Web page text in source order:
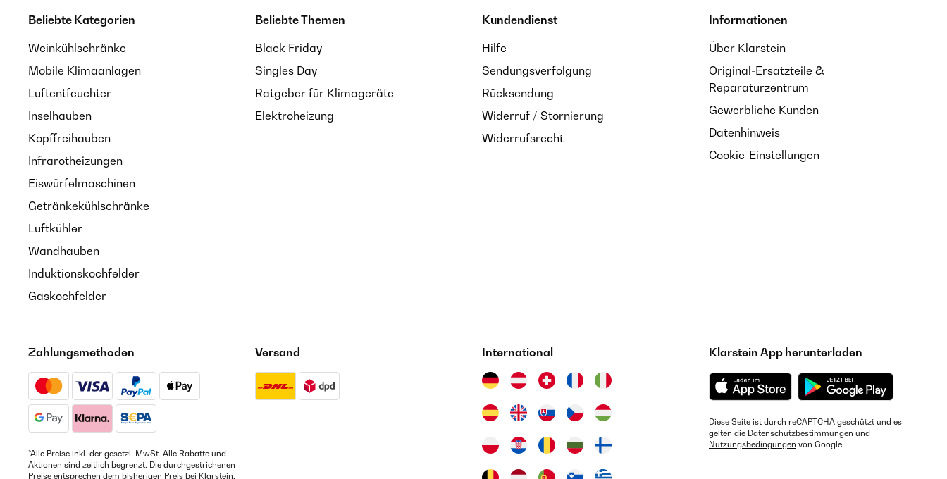
Beliebte Kategorien
Weinkühlschränke
Mobile Klimaanlagen
Luftentfeuchter
Inselhauben
Kopffreihauben
Infrarotheizungen
Eiswürfelmaschinen
Getränkekühlschränke
Luftkühler
Wandhauben
Induktionskochfelder
Gaskochfelder
Beliebte Themen
Black Friday
Singles Day
Ratgeber für Klimageräte
Elektroheizung
Kundendienst
Hilfe
Sendungsverfolgung
Rücksendung
Widerruf / Stornierung
Widerrufsrecht
Informationen
Über Klarstein
Original-Ersatzteile &
Reparaturzentrum
Gewerbliche Kunden
Datenhinweis
Cookie-Einstellungen
Zahlungsmethoden
*Alle Preise inkl. der gesetzl. MwSt. Alle Rabatte und
Aktionen sind zeitlich begrenzt. Die durchgestrichenen
Preise entsprechen dem bisherigen Preis bei Klarstein.
Versand International Klarstein App herunterladen
Diese Seite ist durch reCAPTCHA geschützt und es
gelten die Datenschutzbestimmungen und
Nutzungsbedingungen von Google.